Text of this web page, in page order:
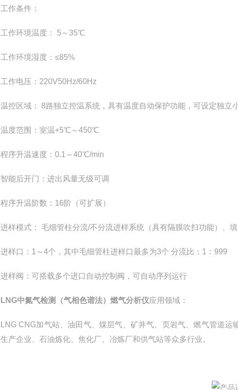
工作条件：
工作环境温度： 5 ～35℃
工作环境湿度： ≤85%
工作电压： 220V50Hz/60Hz
温控区域： 8路独立控温系统，具有温度自动保护功能，可设定独立
温度范围：室温+5℃～450℃
程序升温速度： 0.1 ～40℃/min
智能后开门：进出风量无级可调
程序升温阶数： 16阶（可扩展）
进样模式： 毛细管柱分流/不分流进样系统（具有隔膜吹扫功能）、
进样口： 1 ～4个，其中毛细管柱进样口最多为3个 分流比： 1 ： 999
进样阀：可搭载多个进口自动控制阀，可自动序列运行
LNG中氮气检测（气相色谱法）燃气分析仪应用领域：
LNG CNG加气站、油田气、煤层气、矿井气、页岩气、燃气管道
生产企业、石油炼化、焦化厂、冶炼厂和供气站等众多行业。